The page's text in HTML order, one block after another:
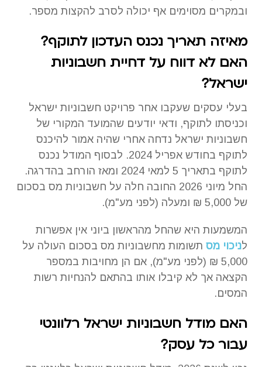
ובמקרים מסוימים אף יכולה לסרב להקצות מספר.
מאיזה תאריך נכנס העדכון לתוקף?
האם לא דווח על דחיית חשבוניות
ישראל?
בעלי עסקים שעקבו אחר פרויקט חשבוניות ישראל
וכניסתו לתוקף, ודאי יודעים שהמועד המקורי של
חשבוניות ישראל נדחה אחרי שהיה אמור להיכנס
לתוקף בחודש אפריל 2024. לבסוף המודל נכנס
לתוקף בתאריך 5 למאי 2024 ומאז הורחב בהדרגה.
החל מיוני 2026 החובה חלה על חשבוניות מס בסכום
של 5,000 ₪ ומעלה (לפני מע"מ).
המשמעות היא שהחל מהראשון ביוני אין אפשרות
לניכוי מס תשומות מחשבוניות מס בסכום העולה על
5,000 ₪ (לפני מע"מ), אם הן מחויבות במספר
הקצאה אך לא קיבלו אותו בהתאם להנחיות רשות
המסים.
האם מודל חשבוניות ישראל רלוונטי
עבור כל עסק?